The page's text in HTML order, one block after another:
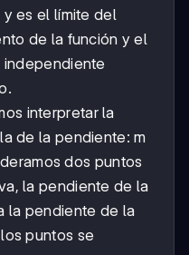
y es el límite del
de la función y el
interpretar la
de la pendiente: m
dos puntos
la pendiente de la
la pendiente de la
puntos se